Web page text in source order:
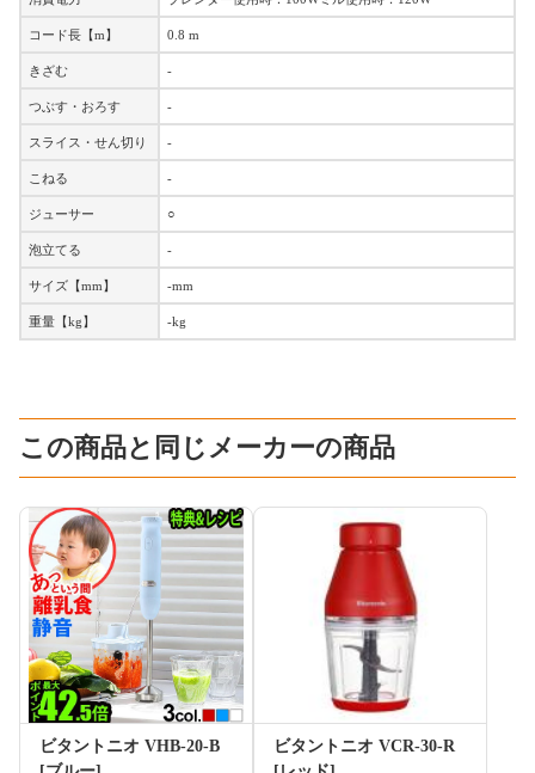
コード長【m】 0.8 m
きざむ -
つぶす・おろす -
スライス・せん切り -
こねる -
ジューサー ○
泡立てる -
サイズ【mm】 -mm
重量【kg】 -kg
この商品と同じメーカーの商品
ビタントニオ VHB-20-B
ビタントニオ VCR-30-R